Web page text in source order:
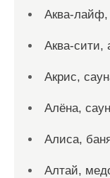
Аква-лайф,
Аква-сити,
Акрис,
Алёна,
Алиса,
Алтай,